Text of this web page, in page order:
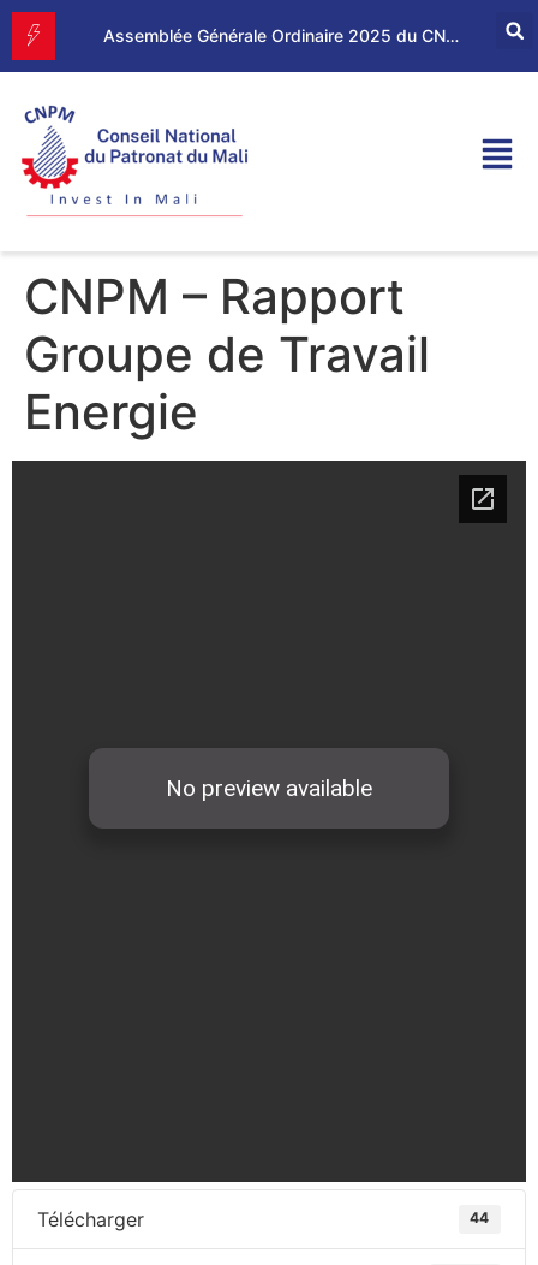
Assemblée Générale Ordinaire 2025 du CNPM
CNPM – Rapport
Groupe de Travail
Energie
Télécharger 44